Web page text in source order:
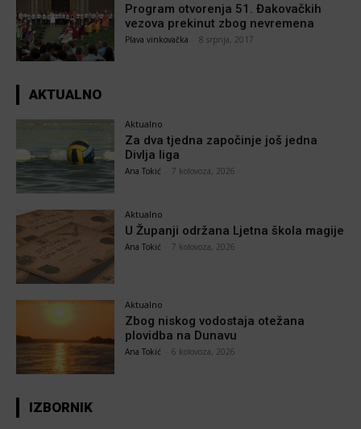
Program otvorenja 51. Đakovačkih
vezova prekinut zbog nevremena
Plava vinkovačka 8 srpnja, 2017
AKTUALNO
Aktualno
Za dva tjedna započinje još jedna
Divlja liga
Ana Tokić 7 kolovoza, 2026
Aktualno
U Županji održana Ljetna škola magije
Ana Tokić 7 kolovoza, 2026
Aktualno
Zbog niskog vodostaja otežana
plovidba na Dunavu
Ana Tokić 6 kolovoza, 2026
IZBORNIK